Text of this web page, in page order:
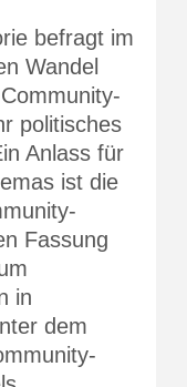
befragt im
Wandel
politisches
Anlass für
ist die
Fassung
in
dem